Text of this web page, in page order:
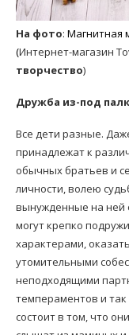
На фото: Магнитная
(Интернет-магазин
творчество)
Дружба из-под
Все дети разные.
принадлежат к
обычных братьев и
личности, волею
вынужденные на ней
могут крепко
характерами,
утомительными
неподходящими
темпераментов и
состоит в том, что